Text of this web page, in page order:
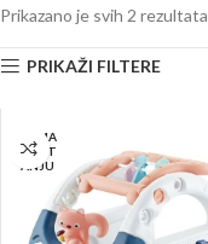
Prikazano je svih 2 rezultata
PRIKAŽI FILTERE
NEMA
NA ST
ANJU